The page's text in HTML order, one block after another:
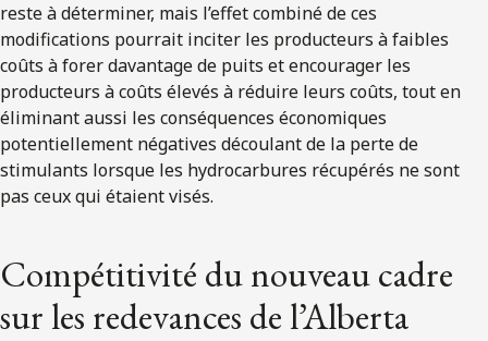
reste à déterminer, mais l’effet combiné de ces
modifications pourrait inciter les producteurs à faibles
coûts à forer davantage de puits et encourager les
producteurs à coûts élevés à réduire leurs coûts, tout en
éliminant aussi les conséquences économiques
potentiellement négatives découlant de la perte de
stimulants lorsque les hydrocarbures récupérés ne sont
pas ceux qui étaient visés.
Compétitivité du nouveau cadre
sur les redevances de l’Alberta